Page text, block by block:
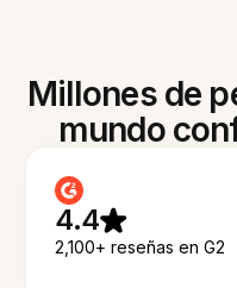
Millones de
mundo
4.4
2,100+ reseñas en G2